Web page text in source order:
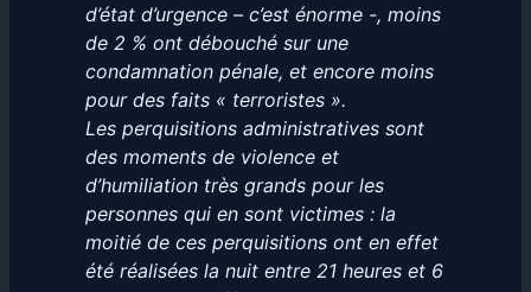
d’état d’urgence – c’est énorme -, moins
de 2 % ont débouché sur une
condamnation pénale, et encore moins
pour des faits « terroristes ».
Les perquisitions administratives sont
des moments de violence et
d’humiliation très grands pour les
personnes qui en sont victimes : la
moitié de ces perquisitions ont en effet
été réalisées la nuit entre 21 heures et 6